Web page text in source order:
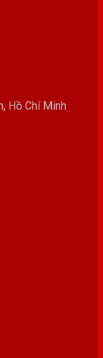
Hồ Chí Minh